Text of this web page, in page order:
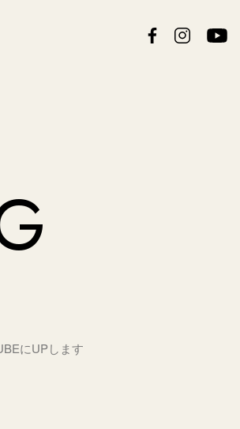
にUPします